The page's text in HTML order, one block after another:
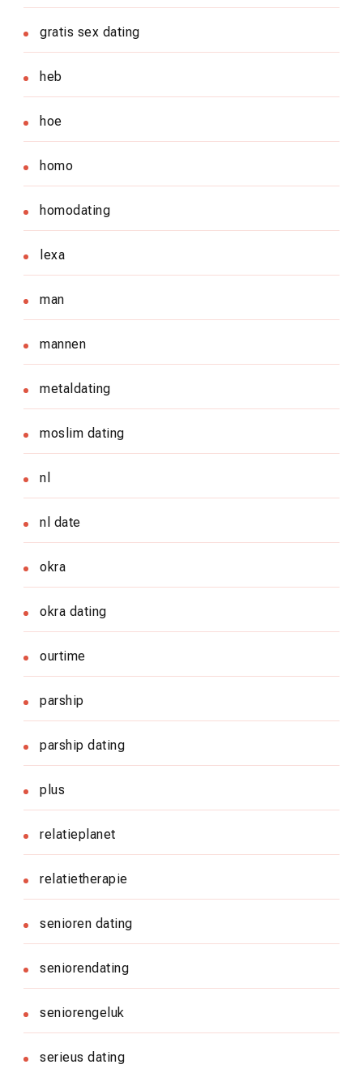
gratis sex dating
heb
hoe
homo
homodating
lexa
man
mannen
metaldating
moslim dating
nl
nl date
okra
okra dating
ourtime
parship
parship dating
plus
relatieplanet
relatietherapie
senioren dating
seniorendating
seniorengeluk
serieus dating